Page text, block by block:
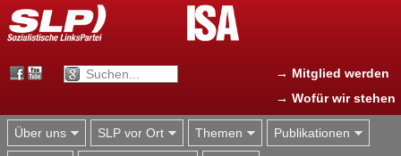
Jump to navigation
→ Mitglied werden
→ Wofür wir stehen
Über uns SLP vor Ort Themen Publikationen